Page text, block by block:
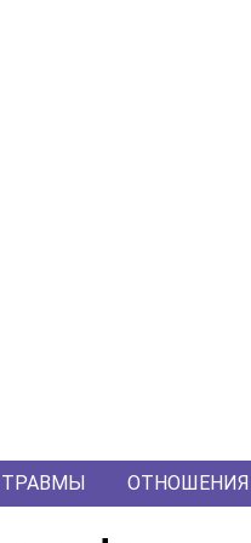
ТРАВМЫ ОТНОШЕНИЯ